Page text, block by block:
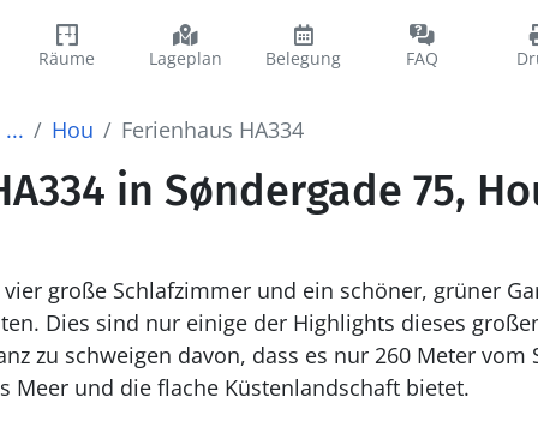
Räume Lageplan Belegung FAQ
... Hou Ferienhaus HA334
in Søndergade 75,
große Schlafzimmer und ein schöner, grüner
Dies sind nur einige der Highlights dieses
zu schweigen davon, dass es nur 260 Meter
Meer und die flache Küstenlandschaft bietet.